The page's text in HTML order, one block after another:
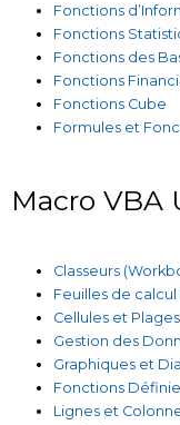
Fonctions
Fonctions
Fonctions des
Fonctions
Fonctions Cube
Formules et
Macro VBA
Classeurs
Feuilles de calcul
Cellules et
Gestion des
Graphiques et
Fonctions
Lignes et